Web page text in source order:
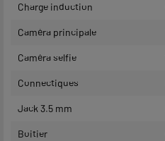
Charge induction
Caméra principale
Caméra selfie
Connectiques
Jack 3.5 mm
Boitier